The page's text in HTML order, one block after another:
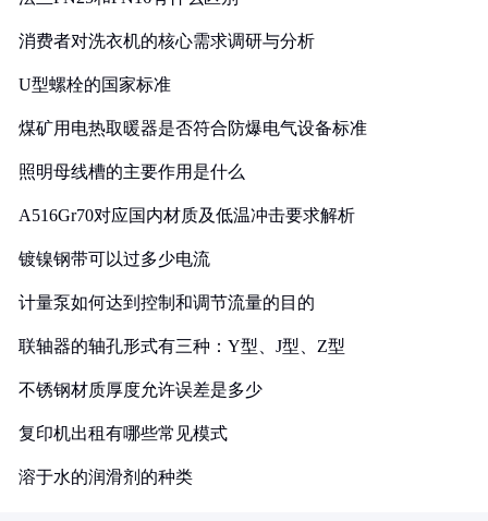
消费者对洗衣机的核心需求调研与分析
U型螺栓的国家标准
煤矿用电热取暖器是否符合防爆电气设备标准
照明母线槽的主要作用是什么
A516Gr70对应国内材质及低温冲击要求解析
镀镍钢带可以过多少电流
计量泵如何达到控制和调节流量的目的
联轴器的轴孔形式有三种：Y型、J型、Z型
不锈钢材质厚度允许误差是多少
复印机出租有哪些常见模式
溶于水的润滑剂的种类